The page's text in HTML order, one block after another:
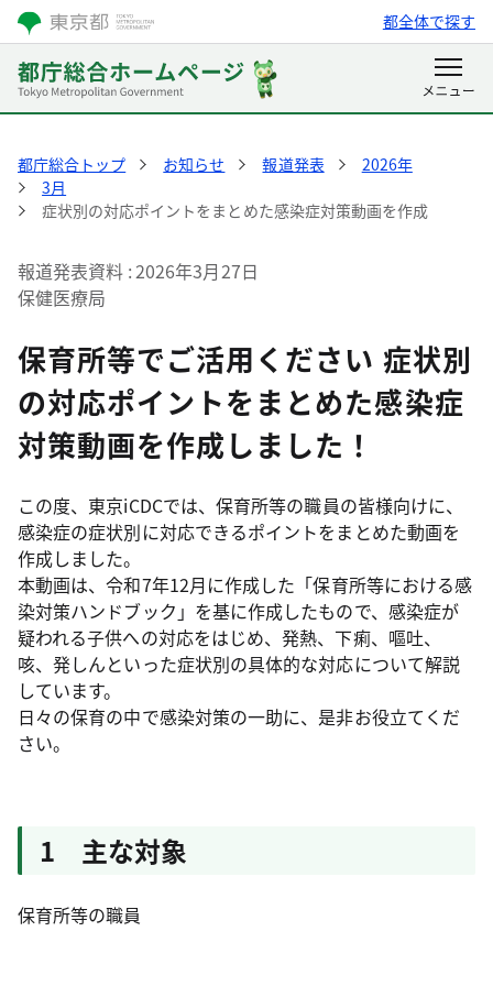
都全体で探す
都庁総合トップ お知らせ 報道発表
2026年
3月
症状別の対応ポイントをまとめた感染症対策動画を作成
報道発表資料 2026年3月27日
保健医療局
保育所等でご活用ください 症状別
の対応ポイントをまとめた感染症
対策動画を作成しました！
この度、東京iCDCでは、保育所等の職員の皆様向けに、
感染症の症状別に対応できるポイントをまとめた動画を
作成しました。
本動画は、令和7年12月に作成した「保育所等における感
染対策ハンドブック」を基に作成したもので、感染症が
疑われる子供への対応をはじめ、発熱、下痢、嘔吐、
咳、発しんといった症状別の具体的な対応について解説
しています。
日々の保育の中で感染対策の一助に、是非お役立てくだ
さい。
1 主な対象
保育所等の職員